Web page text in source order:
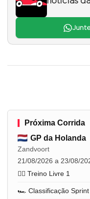
Próxima Corrida
GP da Holanda
Zandvoort
21/08/2026 a 23/08/
🏋️‍♂️ Treino Livre 1
🏎️ Classificação Sprint